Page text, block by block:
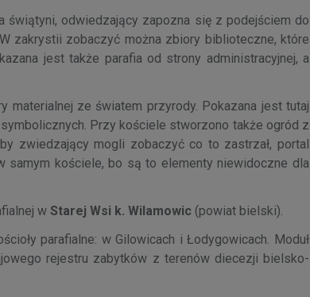
świątyni, odwiedzający zapozna się z podejściem do
zakrystii zobaczyć można zbiory biblioteczne, które
jest także parafia od strony administracyjnej, a
materialnej ze światem przyrody. Pokazana jest tutaj
Przy kościele stworzono także ogród z
zwiedzający mogli zobaczyć co to zastrzał, portal
kościele, bo są to elementy niewidoczne dla
w Starej Wsi k. Wilamowic (powiat bielski).
parafialne: w Gilowicach i Łodygowicach. Moduł
rejestru zabytków z terenów diecezji bielsko-